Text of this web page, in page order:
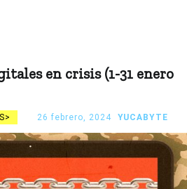
en crisis (1-31 enero
26 febrero, 2024 YUCABYTE